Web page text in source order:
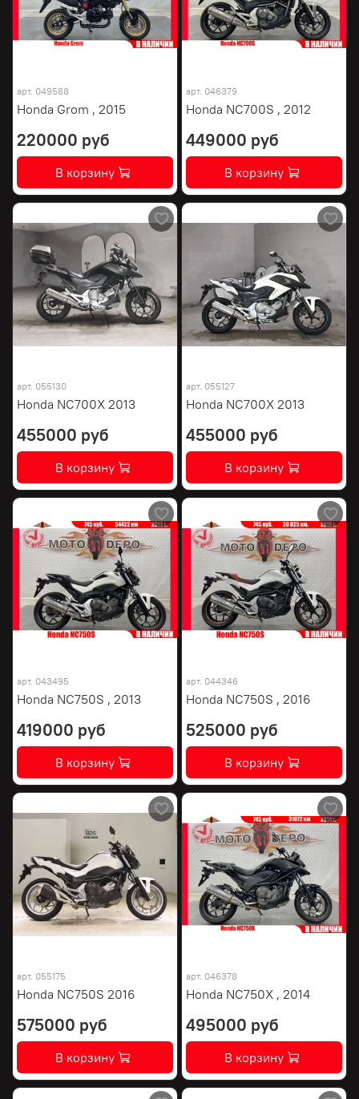
арт. 049588
Honda Grom , 2015
220000 руб
В корзину
арт. 046379
Honda NC700S , 2012
449000 руб
В корзину
арт. 055130
Honda NC700X 2013
455000 руб
В корзину
арт. 055127
Honda NC700X 2013
455000 руб
В корзину
арт. 043495
Honda NC750S , 2013
419000 руб
В корзину
арт. 044346
Honda NC750S , 2016
525000 руб
В корзину
арт. 055175
Honda NC750S 2016
575000 руб
В корзину
арт. 046378
Honda NC750X , 2014
495000 руб
В корзину